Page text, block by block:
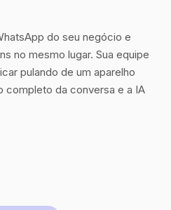
do seu negócio e
no mesmo lugar. Sua equipe
pulando de um aparelho
completo da conversa e a IA